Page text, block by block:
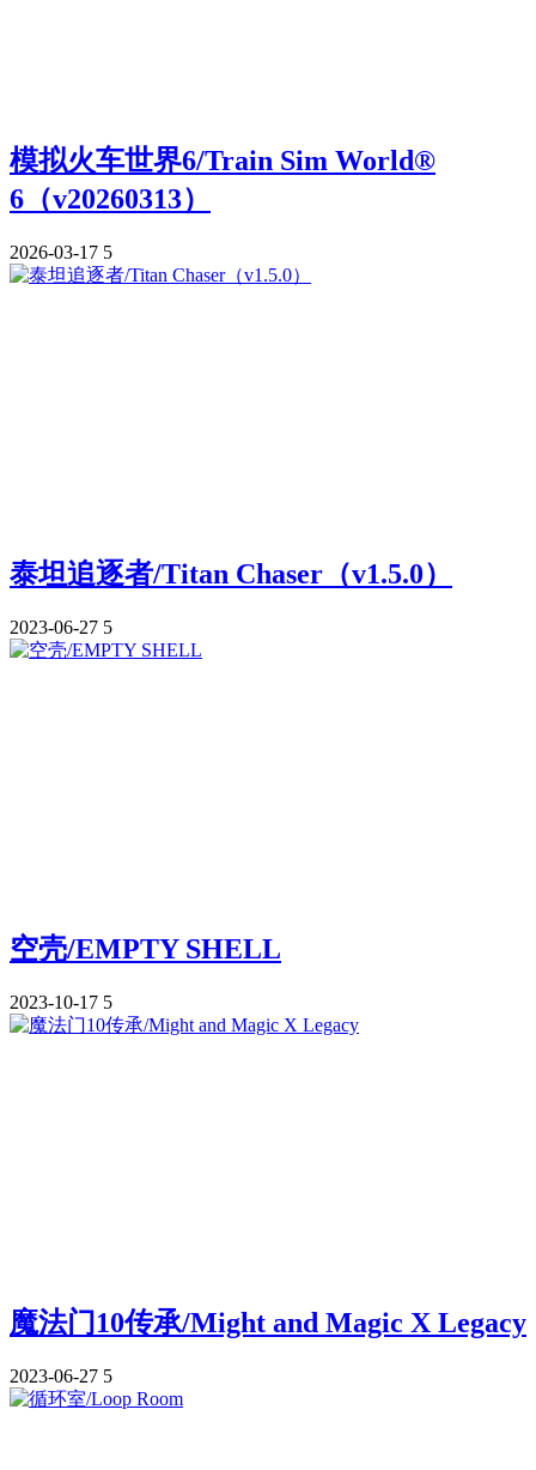
模拟火车世界6/Train Sim World®
6（v20260313）
2026-03-17 5
泰坦追逐者/Titan Chaser（v1.5.0）
2023-06-27 5
空壳/EMPTY SHELL
2023-10-17 5
魔法门10传承/Might and Magic X Legacy
2023-06-27 5